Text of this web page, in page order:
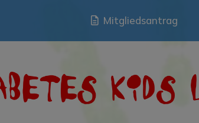
Mitgliedsantrag